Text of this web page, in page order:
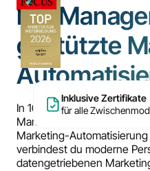
Inklusive Zertifikate
für alle
HR-
gestützte
In 16 Wochen baust du
Management aus und
Marketing-
verbindest du moderne
datengetriebenen